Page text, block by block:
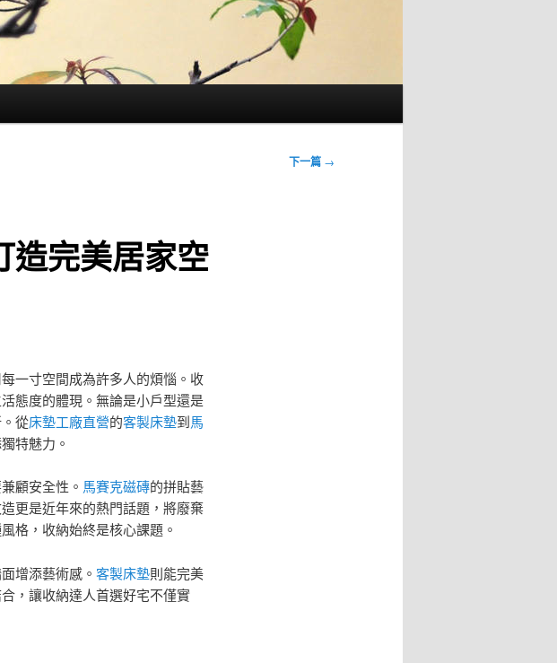
下一篇 →
造完美居家空
一寸空間成為許多人的煩惱。收
態度的體現。無論是小戶型還是
從床墊工廠直營的客製床墊到馬
特魅力。
顧安全性。 馬賽克磁磚的拼貼藝
更是近年來的熱門話題，將廢棄
格，收納始終是核心課題。
增添藝術感。 客製床墊則能完美
，讓收納達人首選好宅不僅實